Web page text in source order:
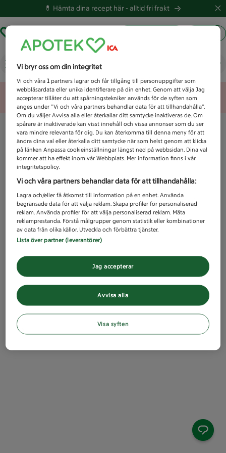
💊 Hämta dina recept här -alltid fri frakt
Vad letar du efter idag?
Unknown error
Vi bryr oss om din integritet
Vi och våra1 partners lagrar och får tillgång till personuppgifter som
webbläsardata eller unika identifierare på din enhet. Genom att välja Jag
accepterar tillåter du att spårningstekniker används för de syften som
anges under ”Vi och våra partners behandlar data för att tillhandahålla”.
Om du väljer Avvisa alla eller återkallar ditt samtycke inaktiveras de. Om
spårare är inaktiverade kan visst innehåll och vissa annonser som du ser
vara mindre relevanta för dig. Du kan återkomma till denna meny för att
ändra dina val eller återkalla ditt samtycke när som helst genom att klicka
på länken Anpassa cookieinställningar längst ned på webbsidan. Dina val
kommer att ha effekt inom vår Webbplats. Mer information finns i vår
integritetspolicy.
Vi och våra partners behandlar data för att tillhandahålla:
Lagra och/eller få åtkomst till information på en enhet. Använda
begränsade data för att välja reklam. Skapa profiler för personaliserad
reklam. Använda profiler för att välja personaliserad reklam. Mäta
reklamprestanda. Förstå målgrupper genom statistik eller kombinationer
av data från olika källor. Utveckla och förbättra tjänster.
Lista över partner (leverantörer)
Avvisa alla
Jag accepterar
Visa syften